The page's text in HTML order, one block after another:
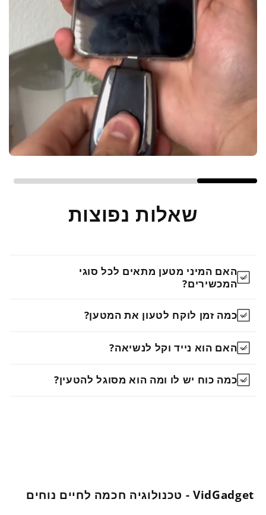
שאלות נפוצות
האם המיני מטען מתאים לכל סוגי
המכשירים?
כמה זמן לוקח לטעון את המטען?
האם הוא נייד וקל לנשיאה?
כמה כוח יש לו ומה הוא מסוגל להטעין?
VidGadget - טכנולוגיה חכמה לחיים נוחים